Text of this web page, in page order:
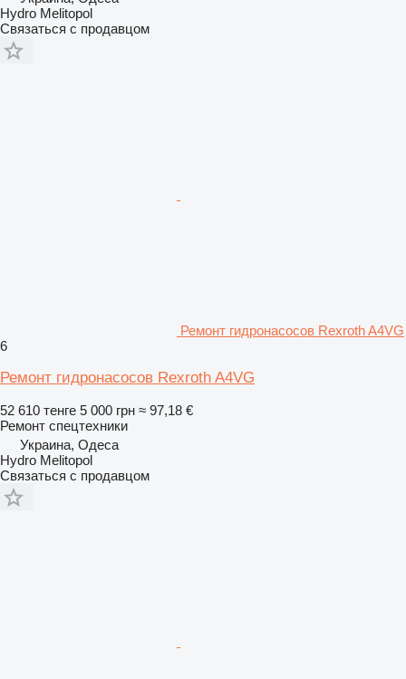
Hydro Melitopol
Связаться с продавцом
Ремонт гидронасосов Rexroth A4VG
6
Ремонт гидронасосов Rexroth A4VG
52 610 тенге 5 000 грн ≈ 97,18 €
Ремонт спецтехники
Украина, Одеса
Hydro Melitopol
Связаться с продавцом